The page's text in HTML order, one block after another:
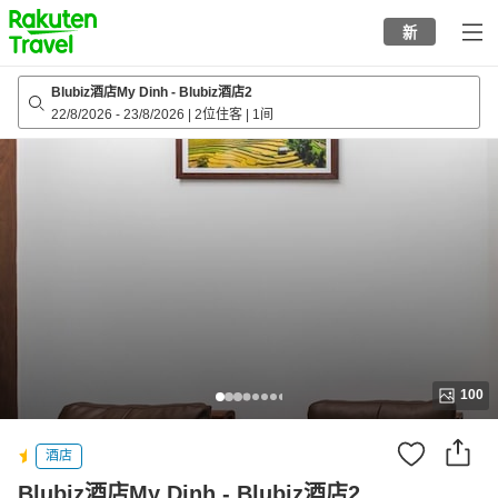
to
top
page
新
Blubiz酒店My Dinh - Blubiz酒店2
22/8/2026 - 23/8/2026 2位住客 1间
100
酒店